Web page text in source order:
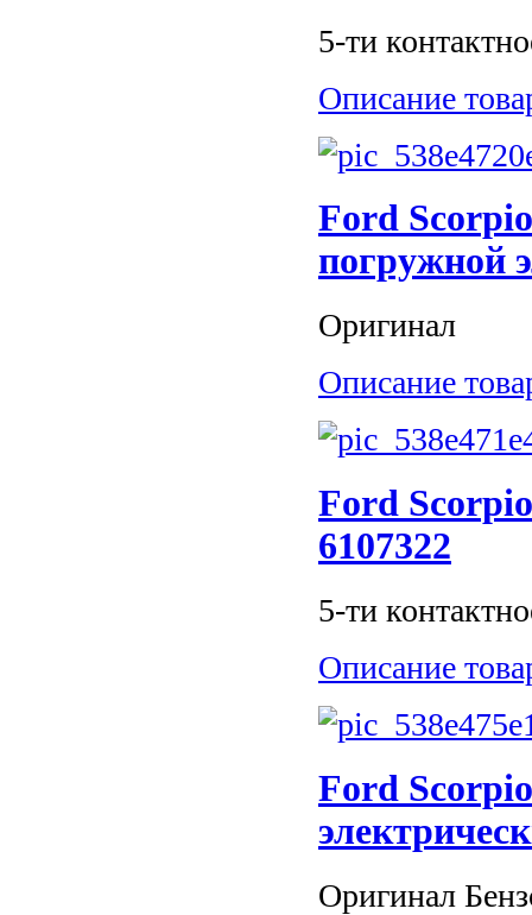
5-ти
Описание
Ford
погружной
Оригинал
Описание
Ford
6107322
5-ти
Описание
Ford
Оригинал